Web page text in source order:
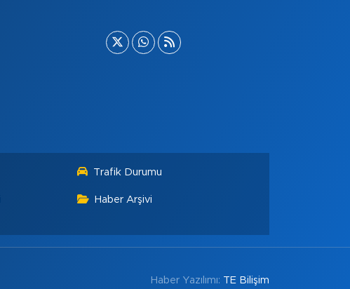
Trafik Durumu
Haber Arşivi
Haber Yazılımı: TE Bilişim